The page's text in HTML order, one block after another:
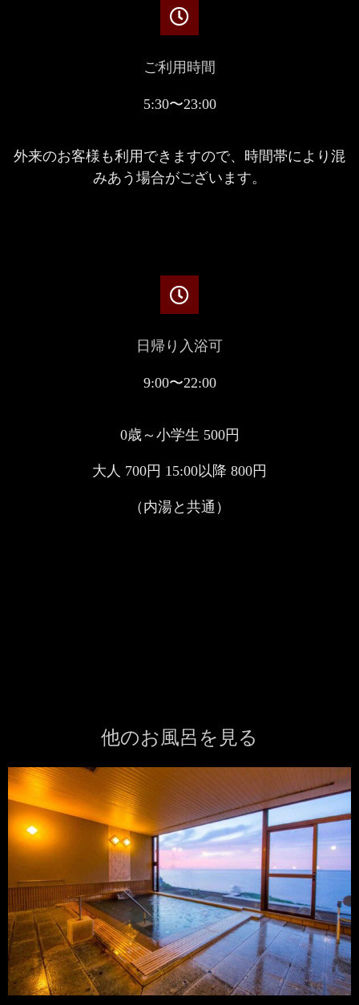
ご利用時間
5:30〜23:00
外来のお客様も利用できますので、時間帯により混
みあう場合がございます。
日帰り入浴可
9:00〜22:00
0歳～小学生 500円
大人 700円 15:00以降 800円
（内湯と共通）
他のお風呂を見る